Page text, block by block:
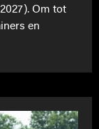
Om tot
en